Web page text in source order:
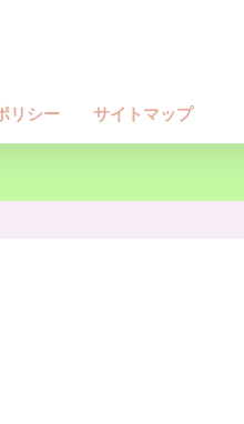
リシー サイトマップ